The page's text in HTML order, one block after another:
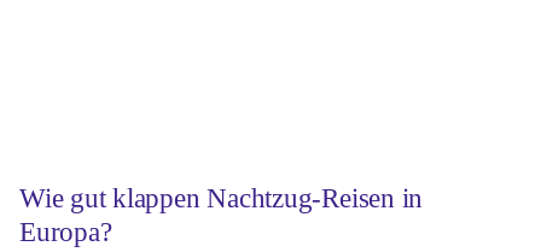
Wie gut klappen Nachtzug-Reisen in
Europa?